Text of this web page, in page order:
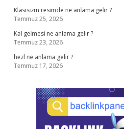
Klasisizm resimde ne anlama gelir ?
Temmuz 25, 2026
Kal gelmesi ne anlama gelir ?
Temmuz 23, 2026
hezl ne anlama gelir ?
Temmuz 17, 2026